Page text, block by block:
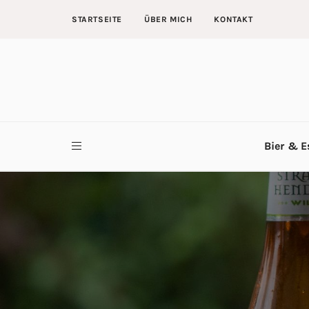
STARTSEITE ÜBER MICH KONTAKT
Bier &